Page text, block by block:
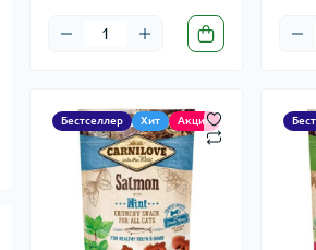
Бестселлер Хит Акция